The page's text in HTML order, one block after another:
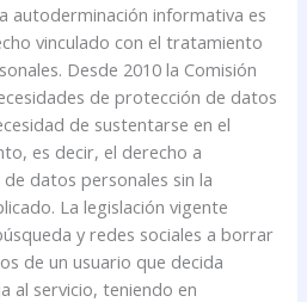
autoderminación informativa es
vinculado con el tratamiento
Desde 2010 la Comisión
de protección de datos
de sustentarse en el
es decir, el derecho a
datos personales sin la
La legislación vigente
y redes sociales a borrar
de un usuario que decida
al servicio, teniendo en